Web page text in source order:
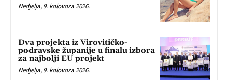
Nedjelja, 9. kolovoza 2026.
Dva projekta iz Virovitičko-
podravske županije u finalu izbora
za najbolji EU projekt
Nedjelja, 9. kolovoza 2026.